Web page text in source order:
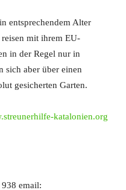
entsprechendem Alter
mit ihrem EU-
in der Regel nur in
sich aber über einen
gesicherten Garten.
katalonien.org
email: